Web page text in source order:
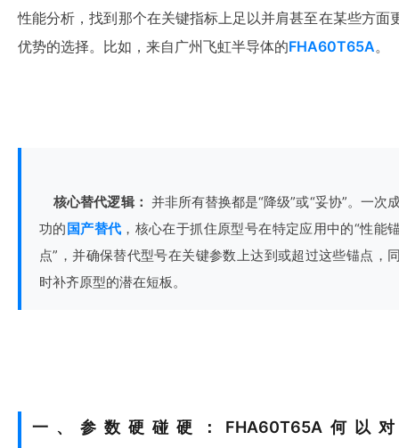
性能分析，找到那个在关键指标上足以并肩甚至在某些方面
优势的选择。比如，来自广州飞虹半导体的FHA60T65A。
核心替代逻辑： 并非所有替换都是“降级”或“妥协”。一次
功的国产替代 ，核心在于抓住原型号在特定应用中的“性能
点”，并确保替代型号在关键参数上达到或超过这些锚点，
一、参数硬碰硬：FHA60T65A何以